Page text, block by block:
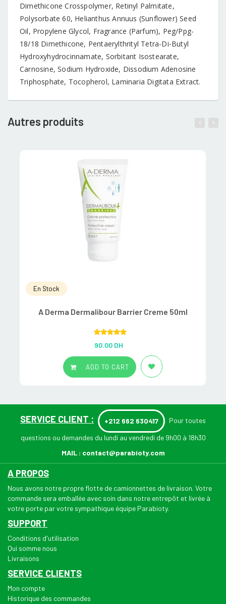
Dimethicone Crosspolymer, Retinyl Palmitate,
Polysorbate 60, Helianthus Annuus (Sunflower) Seed
Oil, Propylene Glycol, Fragrance (Parfum), Peg/Ppg-
18/18 Dimethicone, Pentaerylthrityl Tetra-Di-Butyl
Hydroxyhydrocinnamate, Sorbitant Isostearate,
Carnosine, Sodium Hydroxide, Dissodium Adenosine
Triphosphate, Tocopherol, Laminaria Digitata Extract.
Autres produits
En Stock
A Derma Dermalibour Barrier Creme 50ml
out of 5
90.00 DH
ADD TO CART
SERVICE CLIENT : +212 662 630417 Pour toutes
questions ou demandes du lundi au vendredi de 9h00 à 18h30
MAIL : contact@parabioty.com
A PROPOS
Nous avons notre propre flotte de camionnettes de livraison. Votre
commande sera emballée avec soin dans notre entrepôt et livrée à
votre porte par votre sympathique équipe Parabioty.
SUPPORT
Conditions d'utilisation
Qui somme nous
Livraisons
SERVICE CLIENTS
Mon compte
Historique des commandes